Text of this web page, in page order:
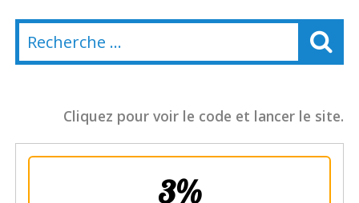
Cliquez pour voir le code et lancer le site.
3%